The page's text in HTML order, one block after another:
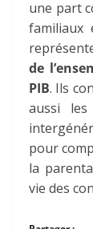
une part
familiaux
de
PIB. Ils
aussi
pour
la
vie des